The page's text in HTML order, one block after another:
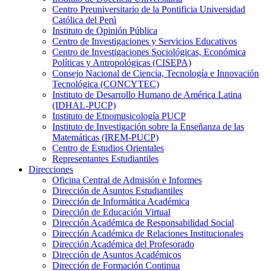
Centro Preuniversitario de la Pontificia Universidad
Católica del Perú
Instituto de Opinión Pública
Centro de Investigaciones y Servicios Educativos
Centro de Investigaciones Sociológicas, Económica
Políticas y Antropológicas (CISEPA)
Consejo Nacional de Ciencia, Tecnología e Innovación
Tecnológica (CONCYTEC)
Instituto de Desarrollo Humano de América Latina
(IDHAL-PUCP)
Instituto de Etnomusicología PUCP
Instituto de Investigación sobre la Enseñanza de las
Matemáticas (IREM-PUCP)
Centro de Estudios Orientales
Representantes Estudiantiles
Direcciones
Oficina Central de Admisión e Informes
Dirección de Asuntos Estudiantiles
Dirección de Informática Académica
Dirección de Educación Virtual
Dirección Académica de Responsabilidad Social
Dirección Académica de Relaciones Institucionales
Dirección Académica del Profesorado
Dirección de Asuntos Académicos
Dirección de Formación Continua